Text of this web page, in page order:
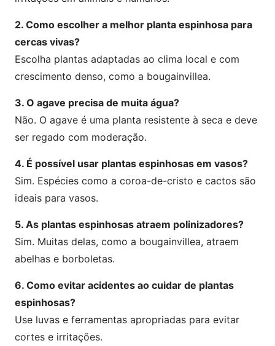
2. Como escolher a melhor planta espinhosa para
cercas vivas?
Escolha plantas adaptadas ao clima local e com
crescimento denso, como a bougainvillea.
3. O agave precisa de muita água?
Não. O agave é uma planta resistente à seca e deve
ser regado com moderação.
4. É possível usar plantas espinhosas em vasos?
Sim. Espécies como a coroa-de-cristo e cactos são
ideais para vasos.
5. As plantas espinhosas atraem polinizadores?
Sim. Muitas delas, como a bougainvillea, atraem
abelhas e borboletas.
6. Como evitar acidentes ao cuidar de plantas
espinhosas?
Use luvas e ferramentas apropriadas para evitar
cortes e irritações.